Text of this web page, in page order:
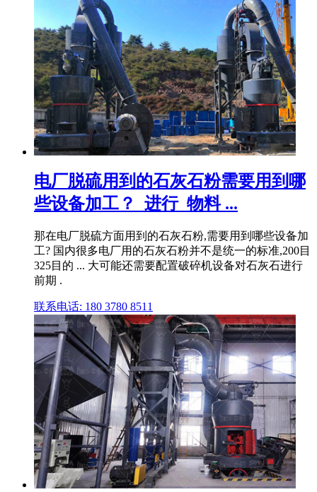
电厂脱硫用到的石灰石粉需要用到哪
些设备加工？_进行_物料 ...
那在电厂脱硫方面用到的石灰石粉,需要用到哪些设备加
工? 国内很多电厂用的石灰石粉并不是统一的标准,200目
325目的 ... 大可能还需要配置破碎机设备对石灰石进行
前期 .
联系电话: 180 3780 8511